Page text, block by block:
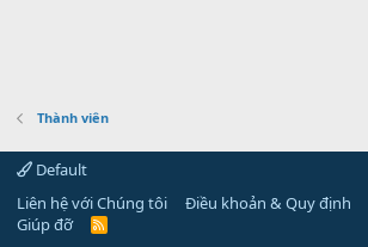
Thành viên
Default
Liên hệ với Chúng tôi
Điều khoản & Quy định
Giúp đỡ
R